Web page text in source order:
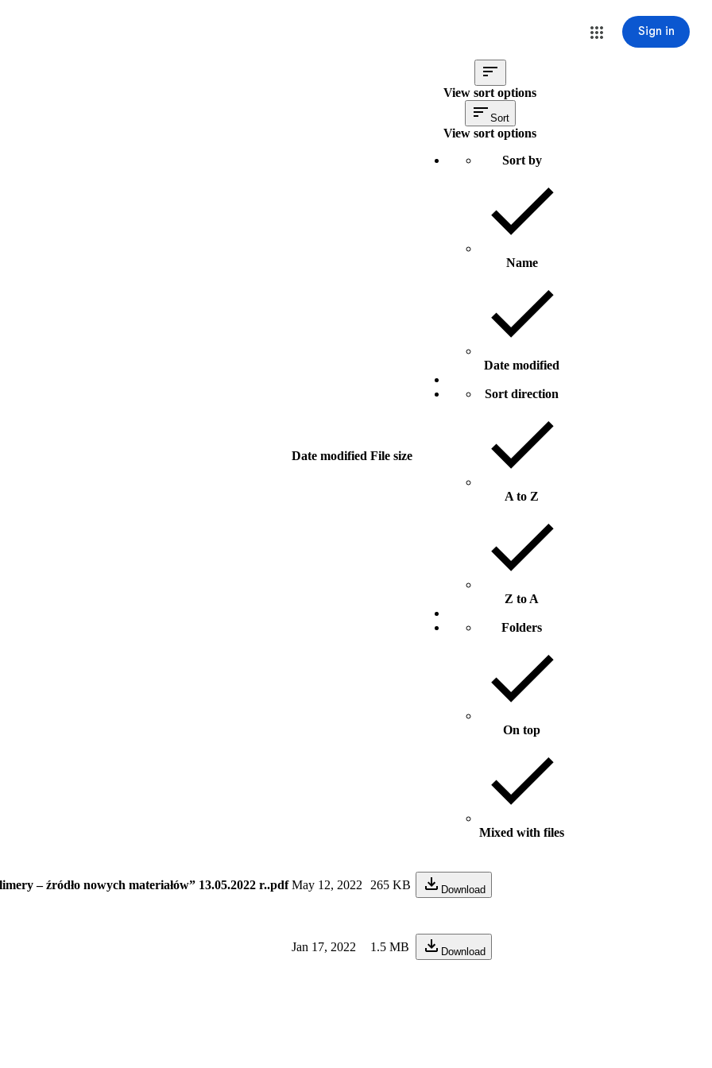
Sign in
Date modified File size
View sort options
Sort
View sort options
Sort by
Name
Date modified
Sort direction
A to Z
Z to A
Folders
On top
Mixed with files
– źródło nowych materiałów” 13.05.2022 r..pdf May 12, 2022 265 KB Download
Jan 17, 2022 1.5 MB Download